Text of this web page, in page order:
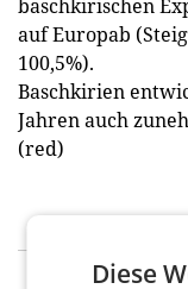
baschkirischen
auf Europab
100,5%).
Baschkirien
Jahren auch
(red)
Diese